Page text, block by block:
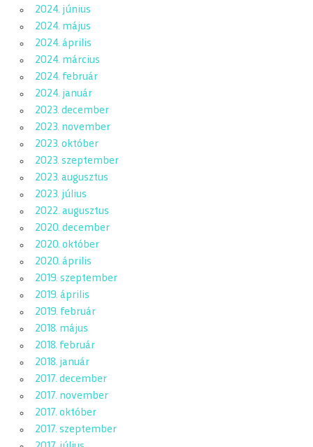
2024. június
2024. május
2024. április
2024. március
2024. február
2024. január
2023. december
2023. november
2023. október
2023. szeptember
2023. augusztus
2023. július
2022. augusztus
2020. december
2020. október
2020. április
2019. szeptember
2019. április
2019. február
2018. május
2018. február
2018. január
2017. december
2017. november
2017. október
2017. szeptember